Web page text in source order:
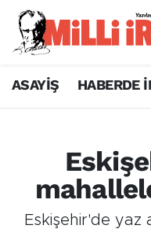
ASAYİŞ HABERDE
Eskişehir'de yaz